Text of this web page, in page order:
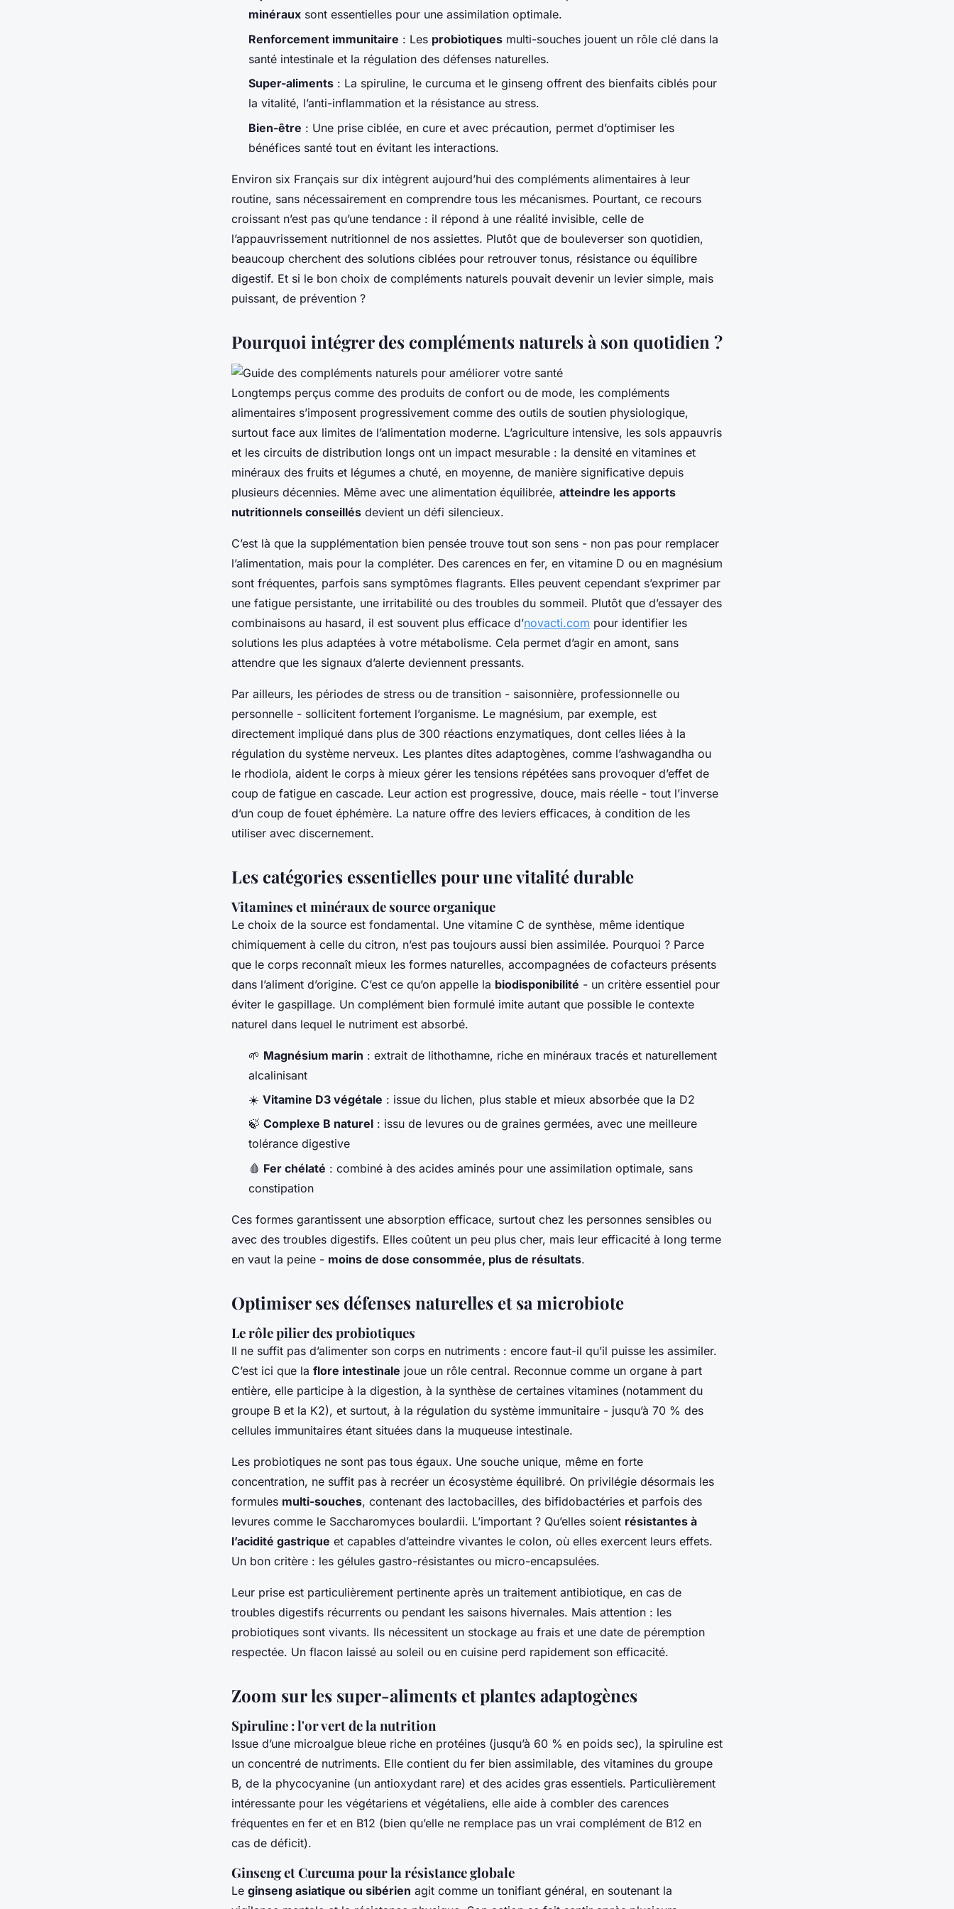
minéraux sont essentielles pour une assimilation optimale.
Renforcement immunitaire : Les probiotiques multi-souches jouent un rôle clé dans la
santé intestinale et la régulation des défenses naturelles.
Super-aliments : La spiruline, le curcuma et le ginseng offrent des bienfaits ciblés pour
la vitalité, l’anti-inflammation et la résistance au stress.
Bien-être : Une prise ciblée, en cure et avec précaution, permet d’optimiser les
bénéfices santé tout en évitant les interactions.
Environ six Français sur dix intègrent aujourd’hui des compléments alimentaires à leur
routine, sans nécessairement en comprendre tous les mécanismes. Pourtant, ce recours
croissant n’est pas qu’une tendance : il répond à une réalité invisible, celle de
l’appauvrissement nutritionnel de nos assiettes. Plutôt que de bouleverser son quotidien,
beaucoup cherchent des solutions ciblées pour retrouver tonus, résistance ou équilibre
digestif. Et si le bon choix de compléments naturels pouvait devenir un levier simple, mais
puissant, de prévention ?
Pourquoi intégrer des compléments naturels à son quotidien ?
Longtemps perçus comme des produits de confort ou de mode, les compléments
alimentaires s’imposent progressivement comme des outils de soutien physiologique,
surtout face aux limites de l’alimentation moderne. L’agriculture intensive, les sols appauvris
et les circuits de distribution longs ont un impact mesurable : la densité en vitamines et
minéraux des fruits et légumes a chuté, en moyenne, de manière significative depuis
plusieurs décennies. Même avec une alimentation équilibrée, atteindre les apports
nutritionnels conseillés devient un défi silencieux.
C’est là que la supplémentation bien pensée trouve tout son sens - non pas pour remplacer
l’alimentation, mais pour la compléter. Des carences en fer, en vitamine D ou en magnésium
sont fréquentes, parfois sans symptômes flagrants. Elles peuvent cependant s’exprimer par
une fatigue persistante, une irritabilité ou des troubles du sommeil. Plutôt que d’essayer des
combinaisons au hasard, il est souvent plus efficace d’novacti.com pour identifier les
solutions les plus adaptées à votre métabolisme. Cela permet d’agir en amont, sans
attendre que les signaux d’alerte deviennent pressants.
Par ailleurs, les périodes de stress ou de transition - saisonnière, professionnelle ou
personnelle - sollicitent fortement l’organisme. Le magnésium, par exemple, est
directement impliqué dans plus de 300 réactions enzymatiques, dont celles liées à la
régulation du système nerveux. Les plantes dites adaptogènes, comme l’ashwagandha ou
le rhodiola, aident le corps à mieux gérer les tensions répétées sans provoquer d’effet de
coup de fatigue en cascade. Leur action est progressive, douce, mais réelle - tout l’inverse
d’un coup de fouet éphémère. La nature offre des leviers efficaces, à condition de les
utiliser avec discernement.
Les catégories essentielles pour une vitalité durable
Vitamines et minéraux de source organique
Le choix de la source est fondamental. Une vitamine C de synthèse, même identique
chimiquement à celle du citron, n’est pas toujours aussi bien assimilée. Pourquoi ? Parce
que le corps reconnaît mieux les formes naturelles, accompagnées de cofacteurs présents
dans l’aliment d’origine. C’est ce qu’on appelle la biodisponibilité - un critère essentiel pour
éviter le gaspillage. Un complément bien formulé imite autant que possible le contexte
naturel dans lequel le nutriment est absorbé.
🌱 Magnésium marin : extrait de lithothamne, riche en minéraux tracés et naturellement
alcalinisant
☀️ Vitamine D3 végétale : issue du lichen, plus stable et mieux absorbée que la D2
🍃 Complexe B naturel : issu de levures ou de graines germées, avec une meilleure
tolérance digestive
🩸 Fer chélaté : combiné à des acides aminés pour une assimilation optimale, sans
constipation
Ces formes garantissent une absorption efficace, surtout chez les personnes sensibles ou
avec des troubles digestifs. Elles coûtent un peu plus cher, mais leur efficacité à long terme
en vaut la peine - moins de dose consommée, plus de résultats.
Optimiser ses défenses naturelles et sa microbiote
Le rôle pilier des probiotiques
Il ne suffit pas d’alimenter son corps en nutriments : encore faut-il qu’il puisse les assimiler.
C’est ici que la flore intestinale joue un rôle central. Reconnue comme un organe à part
entière, elle participe à la digestion, à la synthèse de certaines vitamines (notamment du
groupe B et la K2), et surtout, à la régulation du système immunitaire - jusqu’à 70 % des
cellules immunitaires étant situées dans la muqueuse intestinale.
Les probiotiques ne sont pas tous égaux. Une souche unique, même en forte
concentration, ne suffit pas à recréer un écosystème équilibré. On privilégie désormais les
formules multi-souches, contenant des lactobacilles, des bifidobactéries et parfois des
levures comme le Saccharomyces boulardii. L’important ? Qu’elles soient résistantes à
l’acidité gastrique et capables d’atteindre vivantes le colon, où elles exercent leurs effets.
Un bon critère : les gélules gastro-résistantes ou micro-encapsulées.
Leur prise est particulièrement pertinente après un traitement antibiotique, en cas de
troubles digestifs récurrents ou pendant les saisons hivernales. Mais attention : les
probiotiques sont vivants. Ils nécessitent un stockage au frais et une date de péremption
respectée. Un flacon laissé au soleil ou en cuisine perd rapidement son efficacité.
Zoom sur les super-aliments et plantes adaptogènes
Spiruline : l'or vert de la nutrition
Issue d’une microalgue bleue riche en protéines (jusqu’à 60 % en poids sec), la spiruline est
un concentré de nutriments. Elle contient du fer bien assimilable, des vitamines du groupe
B, de la phycocyanine (un antioxydant rare) et des acides gras essentiels. Particulièrement
intéressante pour les végétariens et végétaliens, elle aide à combler des carences
fréquentes en fer et en B12 (bien qu’elle ne remplace pas un vrai complément de B12 en
cas de déficit).
Ginseng et Curcuma pour la résistance globale
Le ginseng asiatique ou sibérien agit comme un tonifiant général, en soutenant la